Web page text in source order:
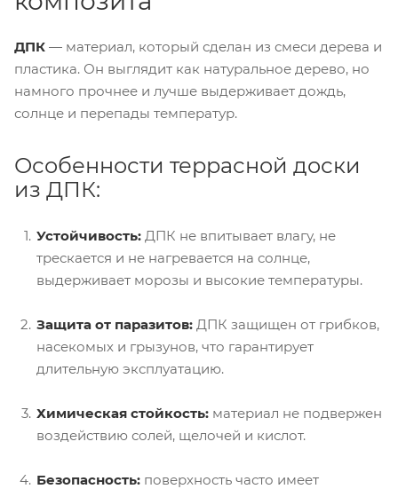
ДПК — материал, который сделан из смеси дерева и
пластика. Он выглядит как натуральное дерево, но
намного прочнее и лучше выдерживает дождь,
солнце и перепады температур.
Особенности террасной доски
из ДПК:
Устойчивость: ДПК не впитывает влагу, не
трескается и не нагревается на солнце,
выдерживает морозы и высокие температуры.
Защита от паразитов: ДПК защищен от грибков,
насекомых и грызунов, что гарантирует
длительную эксплуатацию.
Химическая стойкость: материал не подвержен
воздействию солей, щелочей и кислот.
Безопасность: поверхность часто имеет